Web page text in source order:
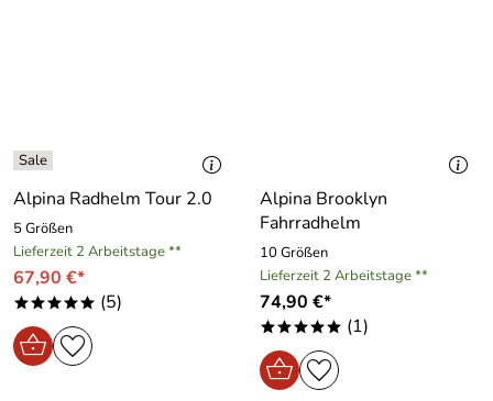
Alpina Radhelm Tour 2.0
5 Größen
Lieferzeit 2 Arbeitstage **
67,90 €*
***** (5)
Alpina Brooklyn
Fahrradhelm
10 Größen
Lieferzeit 2 Arbeitstage **
74,90 €*
***** (1)